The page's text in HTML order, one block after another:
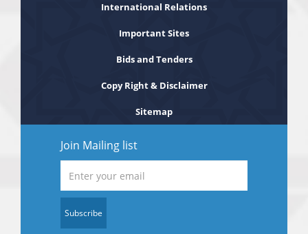
International Relations
Important Sites
Bids and Tenders
Copy Right & Disclaimer
Sitemap
Join Mailing list
Subscribe